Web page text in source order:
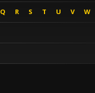
Q R S T U V W